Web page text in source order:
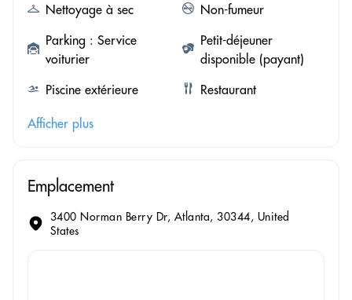
Nettoyage à sec
Non-fumeur
Parking : Service
voiturier
Petit-déjeuner
disponible (payant)
Piscine extérieure
Restaurant
Afficher plus
Emplacement
3400 Norman Berry Dr, Atlanta, 30344, United
States